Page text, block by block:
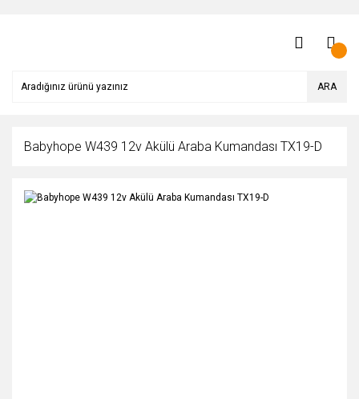
ARA
Babyhope W439 12v Akülü Araba Kumandası TX19-D